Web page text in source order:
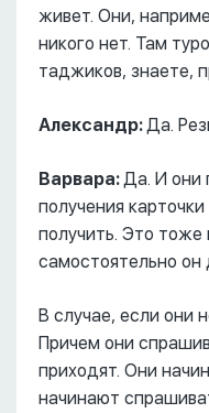
живет. Они,
никого нет. Там
таджиков, знаете,
Александр: Да.
Варвара: Да. И они
получения
получить. Это
самостоятельно он
В случае, если они
Причем они
приходят. Они
начинают